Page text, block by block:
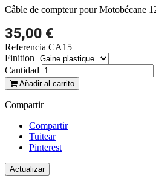
Câble de compteur pour Motobécane
35,00 €
Referencia CA15
Finition
Cantidad
Añadir al carrito
Compartir
Compartir
Tuitear
Pinterest